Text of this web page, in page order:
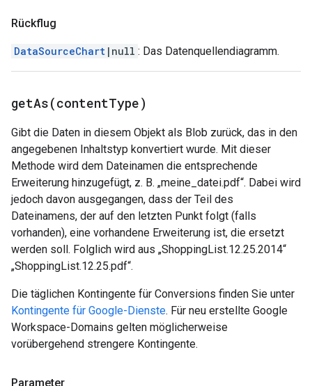
Rückflug
DataSourceChart |null : Das Datenquellendiagramm.
getAs(contentType)
Gibt die Daten in diesem Objekt als Blob zurück, das in den
angegebenen Inhaltstyp konvertiert wurde. Mit dieser
Methode wird dem Dateinamen die entsprechende
Erweiterung hinzugefügt, z. B. „meine_datei.pdf“. Dabei wird
jedoch davon ausgegangen, dass der Teil des
Dateinamens, der auf den letzten Punkt folgt (falls
vorhanden), eine vorhandene Erweiterung ist, die ersetzt
werden soll. Folglich wird aus „ShoppingList.12.25.2014“
„ShoppingList.12.25.pdf“.
Die täglichen Kontingente für Conversions finden Sie unter
Kontingente für Google-Dienste. Für neu erstellte Google
Workspace-Domains gelten möglicherweise
vorübergehend strengere Kontingente.
Parameter